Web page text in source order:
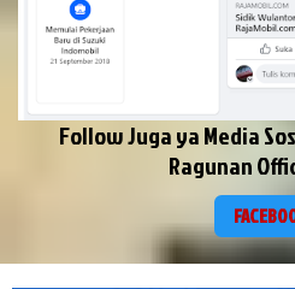
Follow Juga ya Media
Ragunan